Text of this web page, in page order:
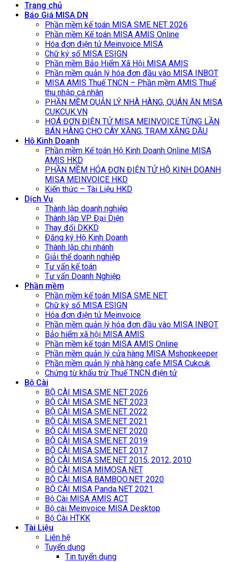
Trang chủ
Báo Giá MISA DN
Phần mềm kế toán MISA SME NET 2026
Phần mềm Kế toán MISA AMIS Online
Hóa đơn điện tử Meinvoice MISA
Chữ ký số MISA ESIGN
Phần mềm Bảo Hiểm Xã Hội MISA AMIS
Phần mềm quản lý hóa đơn đầu vào MISA INBOT
MISA AMIS Thuế TNCN – Phần mềm AMIS Thuế
thu nhập cá nhân
PHẦN MỀM QUẢN LÝ NHÀ HÀNG, QUÁN ĂN MISA
CUKCUK.VN
HOÁ ĐƠN ĐIỆN TỬ MISA MEINVOICE TỪNG LẦN
BÁN HÀNG CHO CÂY XĂNG, TRẠM XĂNG DẦU
Hộ Kinh Doanh
Phần mềm Kế toán Hộ Kinh Doanh Online MISA
AMIS HKD
PHẦN MỀM HÓA ĐƠN ĐIỆN TỬ HỘ KINH DOANH
MISA MEINVOICE HKD
Kiến thức – Tài Liệu HKD
Dịch Vụ
Thành lập doanh nghiệp
Thành lập VP Đại Diện
Thay đổi DKKD
Đăng ký Hộ Kinh Doanh
Thành lập chi nhánh
Giải thể doanh nghiệp
Tư vấn kế toán
Tư vấn Doanh Nghiệp
Phần mềm
Phần mềm kế toán MISA SME NET
Chữ ký số MISA ESIGN
Hóa đơn điện tử Meinvoice
Phần mềm quản lý hóa đơn đầu vào MISA INBOT
Bảo hiểm xã hội MISA AMIS
Phần mềm kế toán MISA AMIS Online
Phần mềm quản lý cửa hàng MISA Mshopkeeper
Phần mềm quản lý nhà hàng cafe MISA Cukcuk
Chứng từ khấu trừ Thuế TNCN điện tử
Bộ Cài
BỘ CÀI MISA SME NET 2026
BỘ CÀI MISA SME NET 2023
BỘ CÀI MISA SME.NET 2022
BỘ CÀI MISA SME.NET 2021
BỘ CÀI MISA SME.NET 2020
BỘ CÀI MISA SME.NET 2019
BỘ CÀI MISA SME.NET 2017
BỘ CÀI MISA SME.NET 2015, 2012, 2010
BỘ CÀI MISA MIMOSA.NET
BỘ CÀI MISA BAMBOO.NET 2020
BỘ CÀI MISA Panda.NET 2021
Bộ Cài MISA AMIS ACT
Bộ cài Meinvoice MISA Desktop
Bộ Cài HTKK
Tài Liệu
Liên hệ
Tuyển dụng
Tin tuyển dụng